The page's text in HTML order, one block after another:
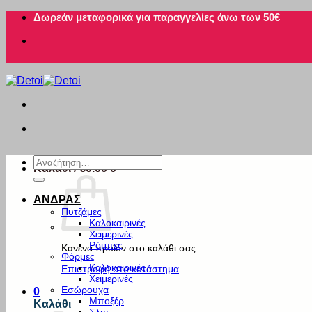
Μετάβαση
περιεχόμενο
Δωρεάν μεταφορικά για παραγγελίες άνω των 50€
Καλάθι /€0.00 0
Κανένα προϊόν στο καλάθι σας.
Επιστροφή στο κατάστημα
0
Καλάθι
Αναζήτηση
για:
ΑΝΔΡΑΣ
Πυτζάμες
Καλοκαιρινές
Χειμερινές
Ρόμπες
Φόρμες
Καλοκαιρινές
Χειμερινές
Εσώρουχα
Μποξέρ